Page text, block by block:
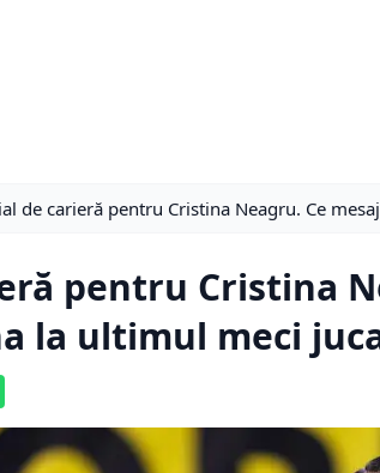
de carieră pentru Cristina Neagru. Ce
pentru Cristina
la ultimul meci